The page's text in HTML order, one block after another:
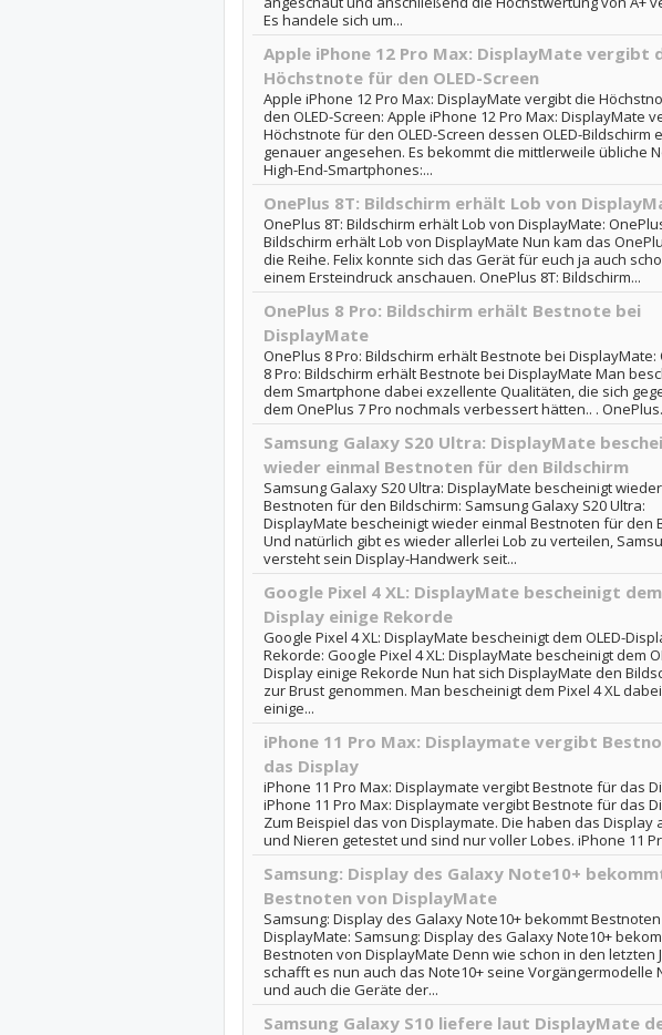
Es handele sich um...
Apple iPhone 12 Pro Max: DisplayMate vergibt
Höchstnote für den OLED-Screen
Apple iPhone 12 Pro Max: DisplayMate vergibt die
den OLED-Screen: Apple iPhone 12 Pro Max: DisplayMate
Höchstnote für den OLED-Screen dessen OLED-Bildschirm
genauer angesehen. Es bekommt die mittlerweile übliche
High-End-Smartphones:...
OnePlus 8T: Bildschirm erhält Lob von
OnePlus 8T: Bildschirm erhält Lob von DisplayMate:
Bildschirm erhält Lob von DisplayMate Nun kam das
die Reihe. Felix konnte sich das Gerät für euch ja auch
einem Ersteindruck anschauen. OnePlus 8T: Bildschirm...
OnePlus 8 Pro: Bildschirm erhält Bestnote bei
DisplayMate
OnePlus 8 Pro: Bildschirm erhält Bestnote bei DisplayMate:
8 Pro: Bildschirm erhält Bestnote bei DisplayMate Man
dem Smartphone dabei exzellente Qualitäten, die sich
dem OnePlus 7 Pro nochmals verbessert hätten.. .
Samsung Galaxy S20 Ultra: DisplayMate
wieder einmal Bestnoten für den Bildschirm
Samsung Galaxy S20 Ultra: DisplayMate bescheinigt
Bestnoten für den Bildschirm: Samsung Galaxy S20 Ultra:
DisplayMate bescheinigt wieder einmal Bestnoten für den
Und natürlich gibt es wieder allerlei Lob zu verteilen,
versteht sein Display-Handwerk seit...
Google Pixel 4 XL: DisplayMate bescheinigt dem
Display einige Rekorde
Google Pixel 4 XL: DisplayMate bescheinigt dem OLED-
Rekorde: Google Pixel 4 XL: DisplayMate bescheinigt dem
Display einige Rekorde Nun hat sich DisplayMate den
zur Brust genommen. Man bescheinigt dem Pixel 4 XL
einige...
iPhone 11 Pro Max: Displaymate vergibt
das Display
iPhone 11 Pro Max: Displaymate vergibt Bestnote für das
iPhone 11 Pro Max: Displaymate vergibt Bestnote für das
Zum Beispiel das von Displaymate. Die haben das Display
und Nieren getestet und sind nur voller Lobes. iPhone 11
Samsung: Display des Galaxy Note10+
Bestnoten von DisplayMate
Samsung: Display des Galaxy Note10+ bekommt
DisplayMate: Samsung: Display des Galaxy Note10+
Bestnoten von DisplayMate Denn wie schon in den letzten
schafft es nun auch das Note10+ seine Vorgängermodelle
und auch die Geräte der...
Samsung Galaxy S10 liefere laut DisplayMate